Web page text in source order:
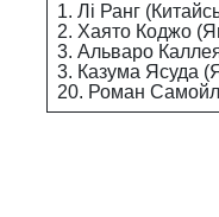
1. Лі Ранг
2. Хаято Коджо
3. Альваро
3. Казума Ясуда
20. Роман